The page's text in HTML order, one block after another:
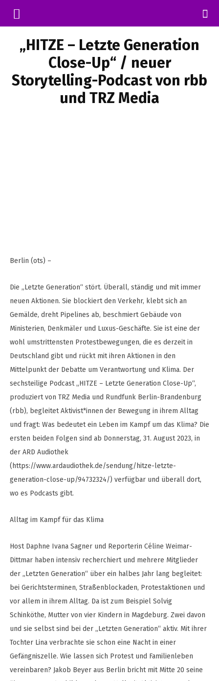
„HITZE – Letzte Generation
Close-Up“ / neuer
Storytelling-Podcast von rbb
und TRZ Media
Berlin (ots) –
Die „Letzte Generation“ stört. Überall, ständig und mit immer
neuen Aktionen. Sie blockiert den Verkehr, klebt sich an
Gemälde, dreht Pipelines ab, beschmiert Gebäude von
Ministerien, Denkmäler und Luxus-Geschäfte. Sie ist eine der
wohl umstrittensten Protestbewegungen, die es derzeit in
Deutschland gibt und rückt mit ihren Aktionen in den
Mittelpunkt der Debatte um Verantwortung und Klima. Der
sechsteilige Podcast „HITZE – Letzte Generation Close-Up“,
produziert von TRZ Media und Rundfunk Berlin-Brandenburg
(rbb), begleitet Aktivist*innen der Bewegung in ihrem Alltag
und fragt: Was bedeutet ein Leben im Kampf um das Klima? Die
ersten beiden Folgen sind ab Donnerstag, 31. August 2023, in
der ARD Audiothek
(https://www.ardaudiothek.de/sendung/hitze-letzte-
generation-close-up/94732324/) verfügbar und überall dort,
wo es Podcasts gibt.
Alltag im Kampf für das Klima
Host Daphne Ivana Sagner und Reporterin Céline Weimar-
Dittmar haben intensiv recherchiert und mehrere Mitglieder
der „Letzten Generation“ über ein halbes Jahr lang begleitet:
bei Gerichtsterminen, Straßenblockaden, Protestaktionen und
vor allem in ihrem Alltag. Da ist zum Beispiel Solvig
Schinköthe, Mutter von vier Kindern in Magdeburg. Zwei davon
und sie selbst sind bei der „Letzten Generation“ aktiv. Mit ihrer
Tochter Lina verbrachte sie schon eine Nacht in einer
Gefängniszelle. Wie lassen sich Protest und Familienleben
vereinbaren? Jakob Beyer aus Berlin bricht mit Mitte 20 seine